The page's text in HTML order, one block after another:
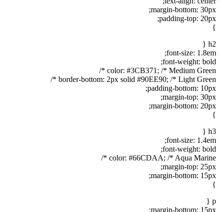
margin-bottom: 30px;
padding-top: 20px;
}
h2 {
font-size: 1.8em;
font-weight: bold;
color: #3CB371; /* Medium Green */
border-bottom: 2px solid #90EE90; /* Light Green */
padding-bottom: 10px;
margin-top: 30px;
margin-bottom: 20px;
}
h3 {
font-size: 1.4em;
font-weight: bold;
color: #66CDAA; /* Aqua Marine */
margin-top: 25px;
margin-bottom: 15px;
}
p {
margin-bottom: 15px;